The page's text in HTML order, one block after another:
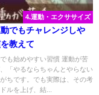
4.運動・エクササイズ
でもチャレンジしや
教えて
も始めやすい習慣 運動が苦
「やるならちゃんとやらない
ちです。でも実際は、その考
ルを上げ、結...